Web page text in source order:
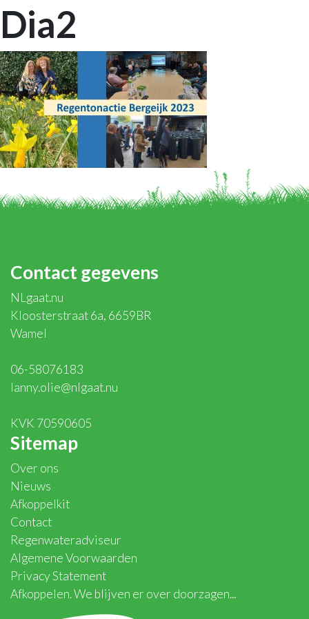
Dia2
Contact gegevens
NLgaat.nu
Kloosterstraat 6a, 6659BR
Wamel
06-58076183
lanny.olie@nlgaat.nu
KVK 70590605
Sitemap
Over ons
Nieuws
Afkoppelkit
Contact
Regenwateradviseur
Algemene Voorwaarden
Privacy Statement
Afkoppelen. We blijven er over doorzagen...